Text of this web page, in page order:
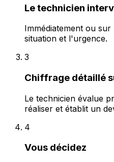
Le technicien
Immédiatement ou
situation et l'urgence.
3
Chiffrage détaillé
Le technicien évalue
réaliser et établit un
4
Vous décidez